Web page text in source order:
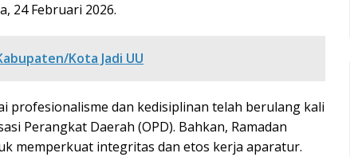
24 Februari 2026.
Kota Jadi UU
profesionalisme dan kedisiplinan telah berulang kali
Perangkat Daerah (OPD). Bahkan, Ramadan
memperkuat integritas dan etos kerja aparatur.